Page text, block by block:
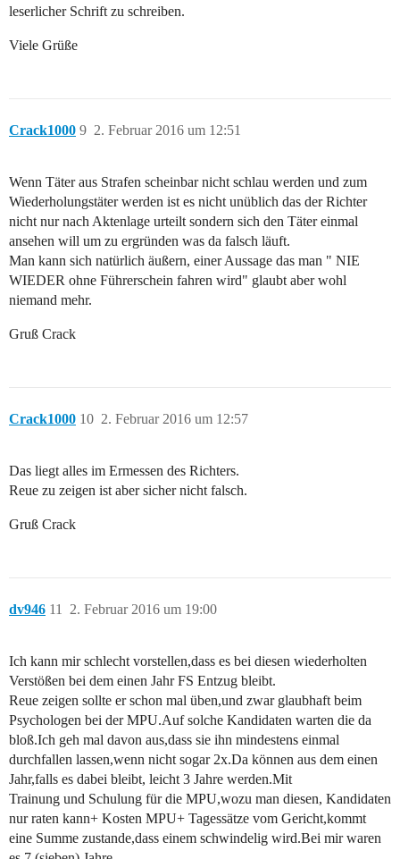
leserlicher Schrift zu schreiben.
Viele Grüße
Crack1000 2. Februar 2016 um 12:51
9
Wenn Täter aus Strafen scheinbar nicht schlau werden und zum
Wiederholungstäter werden ist es nicht unüblich das der Richter
nicht nur nach Aktenlage urteilt sondern sich den Täter einmal
ansehen will um zu ergründen was da falsch läuft.
Man kann sich natürlich äußern, einer Aussage das man " NIE
WIEDER ohne Führerschein fahren wird" glaubt aber wohl
niemand mehr.
Gruß Crack
Crack1000 2. Februar 2016 um 12:57
10
Das liegt alles im Ermessen des Richters.
Reue zu zeigen ist aber sicher nicht falsch.
Gruß Crack
dv946 2. Februar 2016 um 19:00
11
Ich kann mir schlecht vorstellen,dass es bei diesen wiederholten
Verstößen bei dem einen Jahr FS Entzug bleibt.
Reue zeigen sollte er schon mal üben,und zwar glaubhaft beim
Psychologen bei der MPU.Auf solche Kandidaten warten die da
bloß.Ich geh mal davon aus,dass sie ihn mindestens einmal
durchfallen lassen,wenn nicht sogar 2x.Da können aus dem einen
Jahr,falls es dabei bleibt, leicht 3 Jahre werden.Mit
Trainung und Schulung für die MPU,wozu man diesen, Kandidaten
nur raten kann+ Kosten MPU+ Tagessätze vom Gericht,kommt
eine Summe zustande,dass einem schwindelig wird.Bei mir waren